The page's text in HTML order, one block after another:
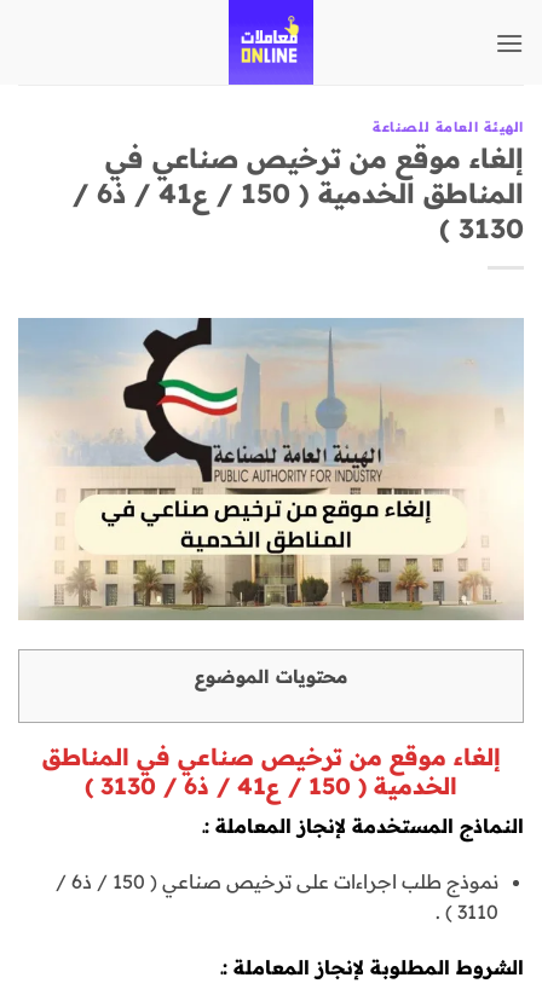
للمحتوى
الهيئة العامة للصناعة
إلغاء موقع من ترخيص صناعي في
المناطق الخدمية ( 150 / ع41 / ذ6 /
3130 )
محتويات الموضوع
إلغاء موقع من ترخيص صناعي في المناطق
الخدمية ( 150 / ع41 / ذ6 / 3130 )
النماذج المستخدمة لإنجاز المعاملة :ـ
نموذج طلب اجراءات على ترخيص صناعي ( 150 / ذ6 /
3110 ) .
الشروط المطلوبة لإنجاز المعاملة :ـ